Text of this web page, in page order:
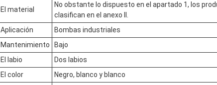
El material
No obstante lo dispuesto en el apartado 1, los
clasifican en el anexo II.
Aplicación
Bombas industriales
Mantenimiento
Bajo
El labio
Dos labios
El color
Negro, blanco y blanco